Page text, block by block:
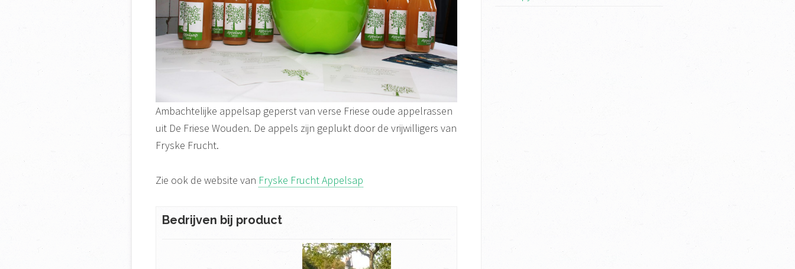
Ambachtelijke appelsap geperst van verse Friese oude appelrassen
uit De Friese Wouden. De appels zijn geplukt door de vrijwilligers van
Fryske Frucht.
Zie ook de website van Fryske Frucht Appelsap
Bedrijven bij product